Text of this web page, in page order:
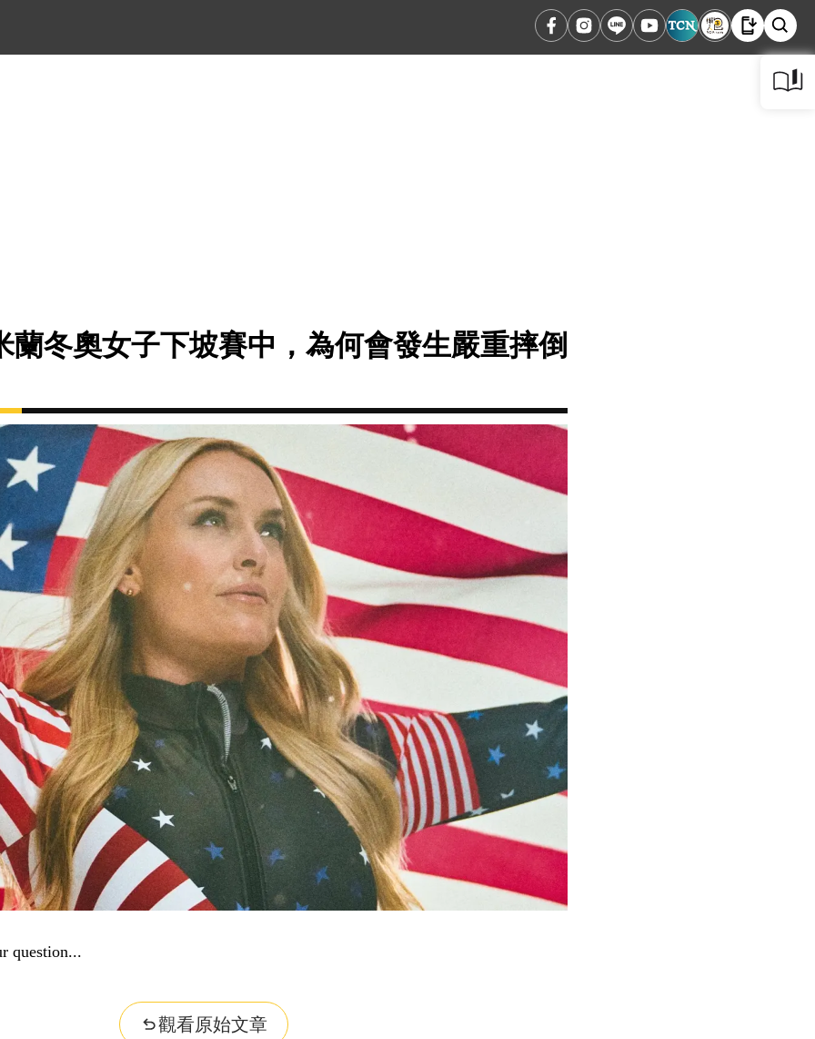
蘭冬奧女子下坡賽中，為何會發生嚴重摔倒
question...
觀看原始文章